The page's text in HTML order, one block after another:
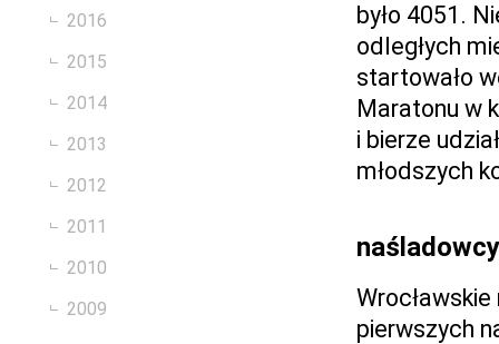
2016
2015
2014
2013
2012
2011
2010
2009
było 4051.
odległych
startowało
Maratonu w
i bierze
młodszych
naśladowcy
pierwszych